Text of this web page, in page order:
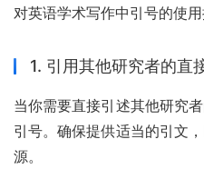
对英语学术写作中引号的使
1. 引用其他研究者的直
当你需要直接引述其他研究
引号。确保提供适当的引文
源。